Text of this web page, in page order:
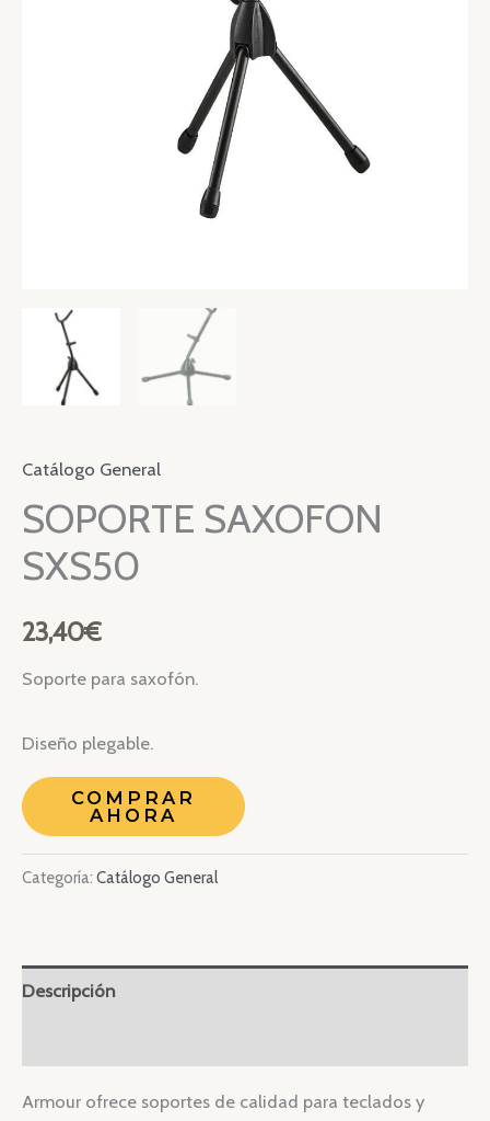
Catálogo General
SOPORTE SAXOFON
SXS50
23,40€
Soporte para saxofón.
Diseño plegable.
COMPRAR
AHORA
Categoría: Catálogo General
Descripción
Armour ofrece soportes de calidad para teclados y